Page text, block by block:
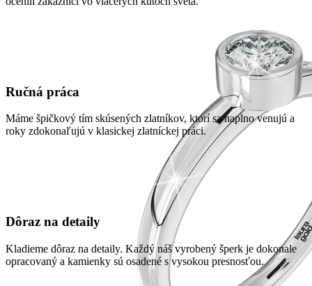
Ručná práca
Máme špičkový tím skúsených zlatníkov, ktorí sa naplno venujú a
roky zdokonaľujú v klasickej zlatníckej práci.
Dôraz na detaily
Kladieme dôraz na detaily. Každý náš vyrobený šperk je dokonale
opracovaný a kamienky sú osadené s vysokou presnosťou.